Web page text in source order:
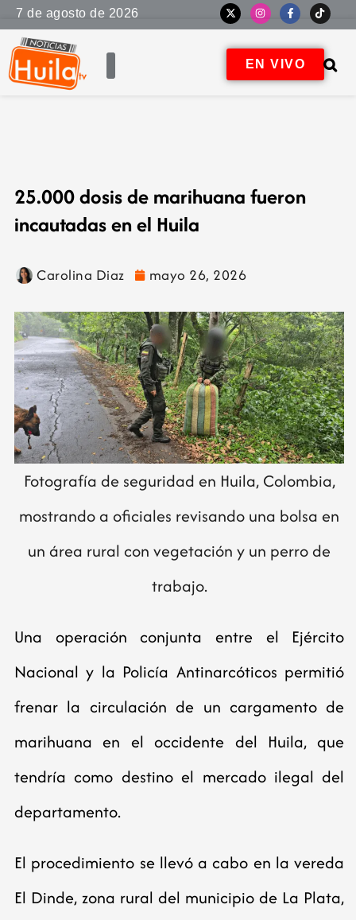
7 de agosto de 2026
EN VIVO
25.000 dosis de marihuana fueron
incautadas en el Huila
Carolina Diaz mayo 26, 2026
Fotografía de seguridad en Huila, Colombia,
mostrando a oficiales revisando una bolsa en
un área rural con vegetación y un perro de
trabajo.
Una operación conjunta entre el Ejército
Nacional y la Policía Antinarcóticos permitió
frenar la circulación de un cargamento de
marihuana en el occidente del Huila, que
tendría como destino el mercado ilegal del
departamento.
El procedimiento se llevó a cabo en la vereda
El Dinde, zona rural del municipio de La Plata,